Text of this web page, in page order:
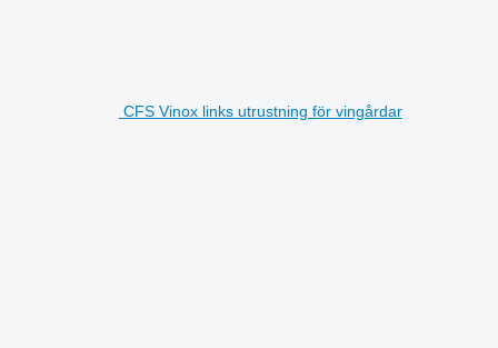
CFS Vinox links utrustning för vingårdar